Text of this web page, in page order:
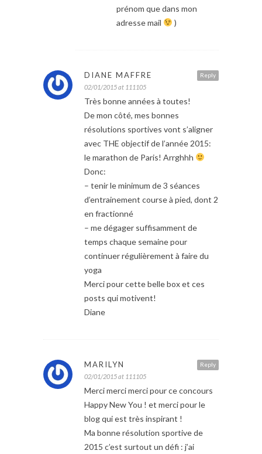
prénom que dans mon
adresse mail
)
Reply
DIANE MAFFRE
02/01/2015 at 111105
Très bonne années à toutes!
De mon côté, mes bonnes
résolutions sportives vont s’aligner
avec THE objectif de l’année 2015:
le marathon de Paris! Arrghhh
Donc:
– tenir le minimum de 3 séances
d’entrainement course à pied, dont 2
en fractionné
– me dégager suffisamment de
temps chaque semaine pour
continuer régulièrement à faire du
yoga
Merci pour cette belle box et ces
posts qui motivent!
Diane
Reply
MARILYN
02/01/2015 at 111105
Merci merci merci pour ce concours
Happy New You ! et merci pour le
blog qui est très inspirant !
Ma bonne résolution sportive de
2015 c’est surtout un défi : j’ai